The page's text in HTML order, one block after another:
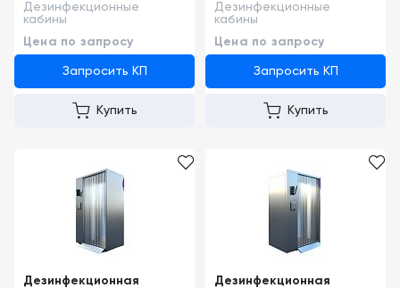
Дезинфекционные
кабины
Цена по запросу
Запросить КП
Купить
Дезинфекционные
кабины
Цена по запросу
Запросить КП
Купить
Дезинфекционная
Дезинфекционная